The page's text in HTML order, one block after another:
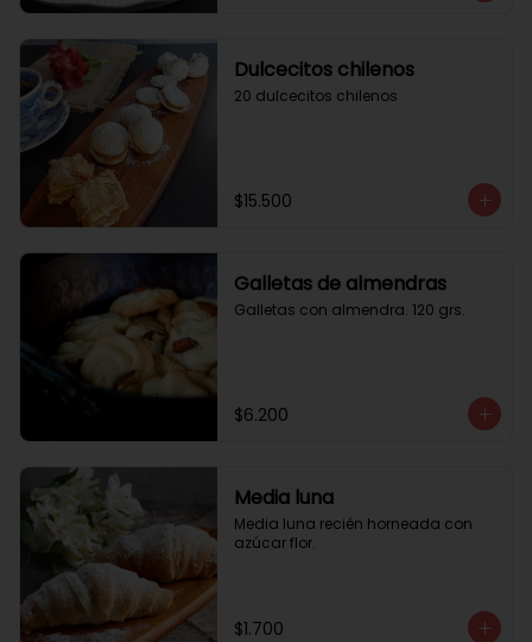
Dulcecitos chilenos
20 dulcecitos chilenos
$15.500
Galletas de almendras
Galletas con almendra. 120 grs.
$6.200
Media luna
Media luna recién horneada con
azúcar flor.
$1.700